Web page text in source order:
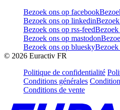
Bezoek ons op facebook
Bezoek ons op linkedin
Bezoek ons op rss-feedBezoek
Bezoek ons op mastodon
Bezoek ons op blueskyBezoek
© 2026 Euractiv FR
Politique de confidentialité
Conditions générales
Conditions de vente